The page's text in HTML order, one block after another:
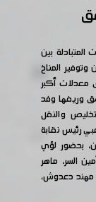
المتبادلة بين
المناخ
معدلات أكبر
وريفها وفد
والنقل
رئيس نقابة
بحضور لؤي
السر، ماهر
مهند دعدوش،